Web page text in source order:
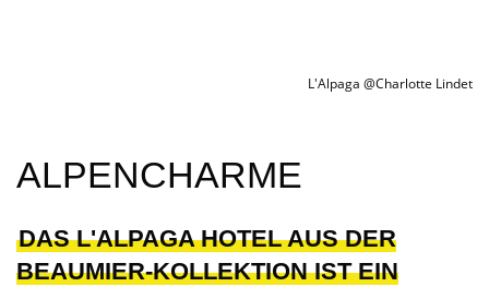
L'Alpaga @Charlotte Lindet
ALPENCHARME
DAS L'ALPAGA HOTEL AUS DER
BEAUMIER-KOLLEKTION IST EIN